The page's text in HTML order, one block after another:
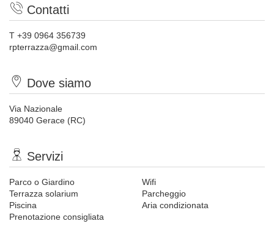
Contatti
T +39 0964 356739
rpterrazza@gmail.com
Dove siamo
Via Nazionale
89040 Gerace (RC)
Servizi
Parco o Giardino
Terrazza solarium
Piscina
Prenotazione consigliata
Wifi
Parcheggio
Aria condizionata